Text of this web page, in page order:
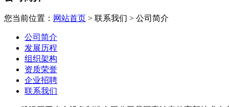
您当前位置： 网站首页 > 联系我们 > 公司简介
公司简介
发展历程
组织架构
资质荣誉
企业招聘
联系我们